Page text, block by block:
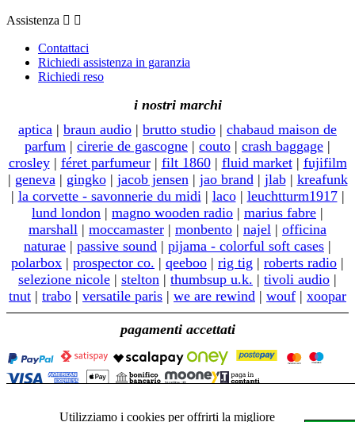
Utilizziamo i cookies per offrirti la migliore
Assistenza  
Contattaci
Richiedi assistenza in garanzia
Richiedi reso
i nostri marchi
aptica | braun audio | brutto studio | chabaud maison de
parfum | cirerie de gascogne | couto | crash baggage |
crosley| féret parfumeur| filt 1860| fluid market| fujifilm
| geneva| gingko| jacob jensen| jao brand| jlab| kreafunk
| la corvette - savonnerie du midi| laco| leuchtturm1917|
lund london | magno wooden radio | marius fabre |
marshall | moccamaster | monbento | najel | officina
naturae | passive sound | pijama - colorful soft cases |
polarbox | prospector co. | qeeboo | rig tig | roberts radio |
selezione nicole | stelton | thumbsup u.k. | tivoli audio |
tnut | trabo | versatile paris | we are rewind | wouf | xoopar
pagamenti accettati
Tutti i contenuti sono soggetti a copyright.